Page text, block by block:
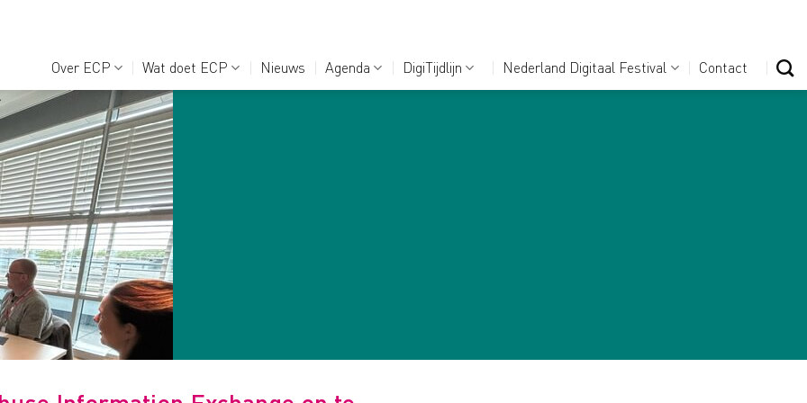
Over ECP Wat doet ECP Nieuws Agenda DigiTijdlijn Nederland Digitaal Festival Contact